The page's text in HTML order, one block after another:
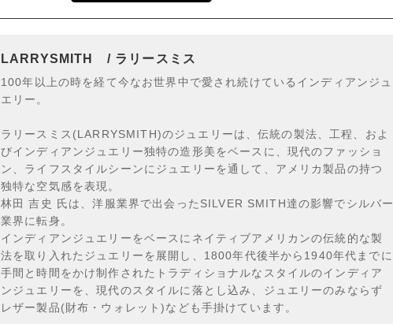
LARRYSMITH / ラリースミス
100年以上の時を経て今なお世界中で愛され続けているインディアンジュ
エリー。
ラリースミス(LARRYSMITH)のジュエリーは、伝統の製法、工程、およ
びインディアンジュエリー独特の造形美をベースに、現代のファッショ
ン、ライフスタイルシーンにジュエリーを通して、アメリカ製品の持つ
独特な空気感を表現。
林田 吉史 氏は、洋服業界で出会ったSILVER SMITH達の影響でシルバー
業界に転身。
インディアンジュエリーをベースにネイティブアメリカンの伝統的な製
法を取り入れたジュエリーを展開し、1800年代後半から1940年代までに
手間と時間をかけ制作されたトラディショナルなスタイルのインディア
ンジュエリーを、現代のスタイルに落とし込み、ジュエリーのみならず
レザー製品(財布・ウォレット)なども手掛けています。